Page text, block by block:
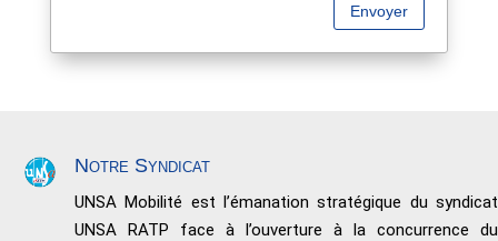
Envoyer
Notre Syndicat
UNSA Mobilité est l’émanation stratégique du syndicat
UNSA RATP face à l’ouverture à la concurrence du